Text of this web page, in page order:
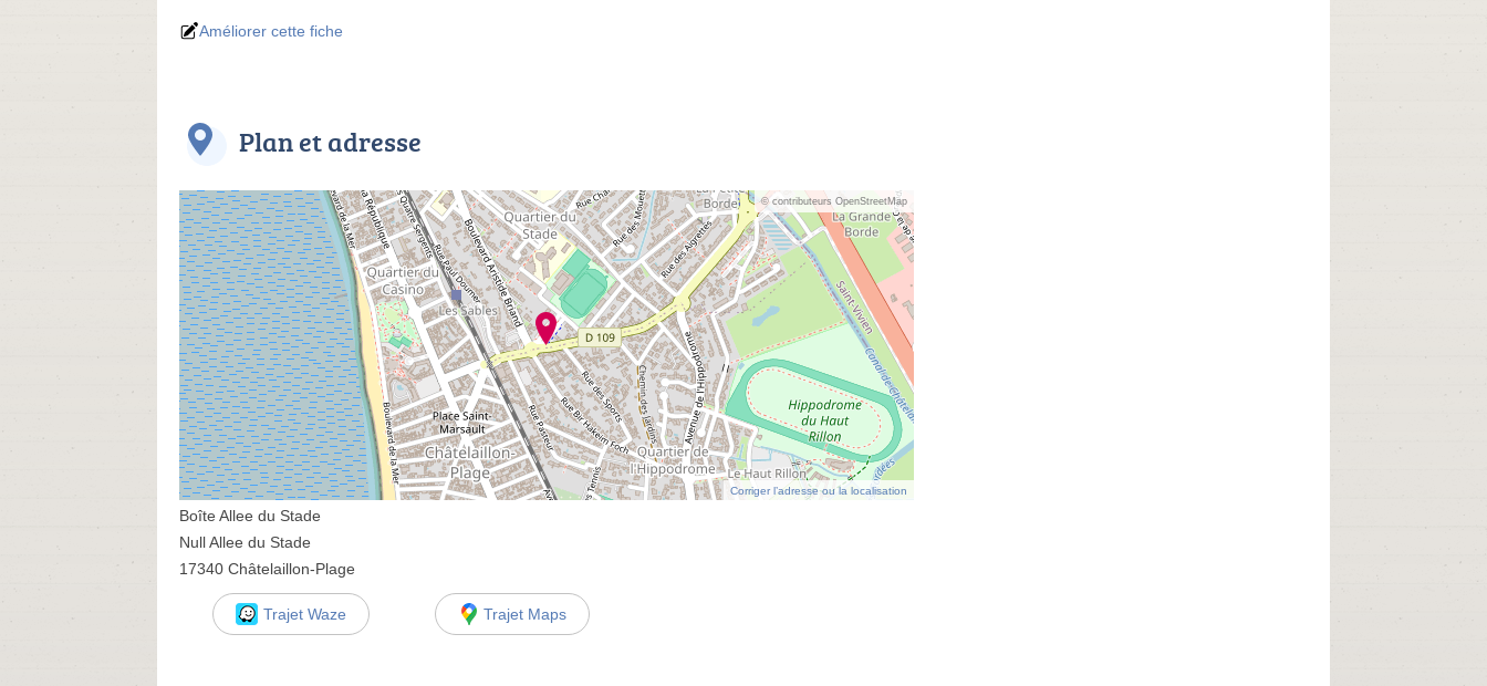
Améliorer cette fiche
Plan et adresse
© contributeurs OpenStreetMap
Corriger l’adresse ou la localisation
Boîte Allee du Stade
Null Allee du Stade
17340 Châtelaillon-Plage
Trajet Waze Trajet Maps